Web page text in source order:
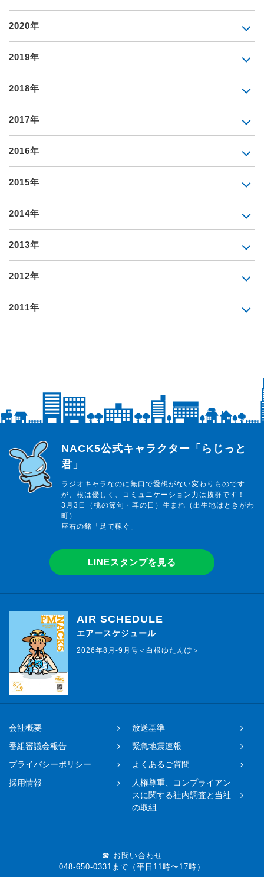
2020年
2019年
2018年
2017年
2016年
2015年
2014年
2013年
2012年
2011年
らじっと君
NACK5公式キャラクター「らじっと
君」
ラジオキャラなのに無口で愛想がない変わりものです
が、根は優しく、コミュニケーション力は抜群です！
3月3日（桃の節句・耳の日）生まれ（出生地はときがわ
町）
座右の銘「足で稼ぐ」
LINEスタンプを見る
AIR SCHEDULE
エアースケジュール
2026年8月-9月号＜白根ゆたんぽ＞
会社概要
放送基準
番組審議会報告
緊急地震速報
プライバシーポリシー
よくあるご質問
採用情報
人権尊重、コンプライアン
スに関する社内調査と当社
の取組
☎ お問い合わせ
048-650-0331まで（平日11時〜17時）